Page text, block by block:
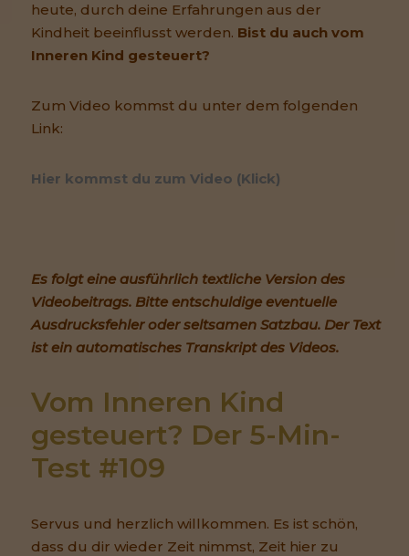
heute, durch deine Erfahrungen aus der
Kindheit beeinflusst werden. Bist du auch vom
Inneren Kind gesteuert?
Zum Video kommst du unter dem folgenden
Link:
Hier kommst du zum Video (Klick)
Es folgt eine ausführlich textliche Version des
Videobeitrags. Bitte entschuldige eventuelle
Ausdrucksfehler oder seltsamen Satzbau. Der Text
ist ein automatisches Transkript des Videos.
Vom Inneren Kind
gesteuert? Der 5-Min-
Test #109
Servus und herzlich willkommen. Es ist schön,
dass du dir wieder Zeit nimmst, Zeit hier zu